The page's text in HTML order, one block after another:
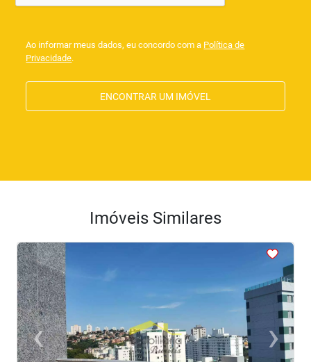
Ao informar meus dados, eu concordo com a Política de
Privacidade.
ENCONTRAR UM IMÓVEL
Imóveis Similares
<<<<
‹Previous ›
Next